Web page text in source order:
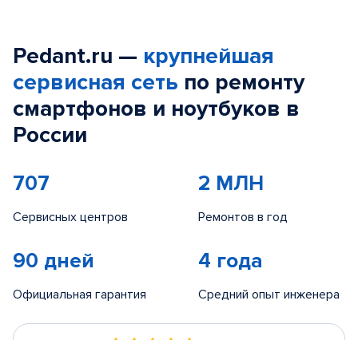
Pedant.ru — крупнейшая
сервисная сеть по ремонту
смартфонов и ноутбуков в
России
707
Сервисных центров
2 МЛН
Ремонтов в год
90 дней
Официальная гарантия
4 года
Средний опыт инженера